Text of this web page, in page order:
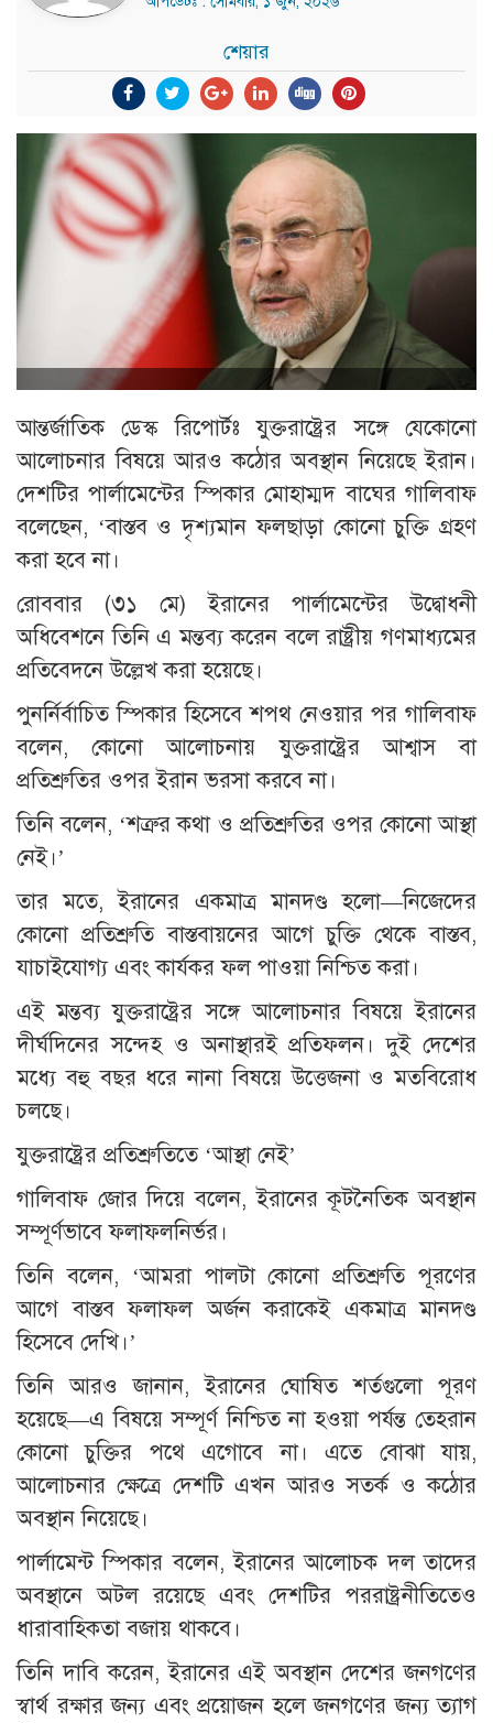
শেয়ার
আন্তর্জাতিক ডেস্ক রিপোর্টঃ যুক্তরাষ্ট্রের সঙ্গে যেকোনো
আলোচনার বিষয়ে আরও কঠোর অবস্থান নিয়েছে ইরান।
দেশটির পার্লামেন্টের স্পিকার মোহাম্মদ বাঘের গালিবাফ
বলেছেন, ‘বাস্তব ও দৃশ্যমান ফলছাড়া কোনো চুক্তি গ্রহণ
করা হবে না।
রোববার (৩১ মে) ইরানের পার্লামেন্টের উদ্বোধনী
অধিবেশনে তিনি এ মন্তব্য করেন বলে রাষ্ট্রীয় গণমাধ্যমের
প্রতিবেদনে উল্লেখ করা হয়েছে।
পুনর্নির্বাচিত স্পিকার হিসেবে শপথ নেওয়ার পর গালিবাফ
বলেন, কোনো আলোচনায় যুক্তরাষ্ট্রের আশ্বাস বা
প্রতিশ্রুতির ওপর ইরান ভরসা করবে না।
তিনি বলেন, ‘শত্রুর কথা ও প্রতিশ্রুতির ওপর কোনো আস্থা
নেই।’
তার মতে, ইরানের একমাত্র মানদণ্ড হলো—নিজেদের
কোনো প্রতিশ্রুতি বাস্তবায়নের আগে চুক্তি থেকে বাস্তব,
যাচাইযোগ্য এবং কার্যকর ফল পাওয়া নিশ্চিত করা।
এই মন্তব্য যুক্তরাষ্ট্রের সঙ্গে আলোচনার বিষয়ে ইরানের
দীর্ঘদিনের সন্দেহ ও অনাস্থারই প্রতিফলন। দুই দেশের
মধ্যে বহু বছর ধরে নানা বিষয়ে উত্তেজনা ও মতবিরোধ
চলছে।
যুক্তরাষ্ট্রের প্রতিশ্রুতিতে ‘আস্থা নেই’
গালিবাফ জোর দিয়ে বলেন, ইরানের কূটনৈতিক অবস্থান
সম্পূর্ণভাবে ফলাফলনির্ভর।
তিনি বলেন, ‘আমরা পালটা কোনো প্রতিশ্রুতি পূরণের
আগে বাস্তব ফলাফল অর্জন করাকেই একমাত্র মানদণ্ড
হিসেবে দেখি।’
তিনি আরও জানান, ইরানের ঘোষিত শর্তগুলো পূরণ
হয়েছে—এ বিষয়ে সম্পূর্ণ নিশ্চিত না হওয়া পর্যন্ত তেহরান
কোনো চুক্তির পথে এগোবে না। এতে বোঝা যায়,
আলোচনার ক্ষেত্রে দেশটি এখন আরও সতর্ক ও কঠোর
অবস্থান নিয়েছে।
পার্লামেন্ট স্পিকার বলেন, ইরানের আলোচক দল তাদের
অবস্থানে অটল রয়েছে এবং দেশটির পররাষ্ট্রনীতিতেও
ধারাবাহিকতা বজায় থাকবে।
তিনি দাবি করেন, ইরানের এই অবস্থান দেশের জনগণের
স্বার্থ রক্ষার জন্য এবং প্রয়োজন হলে জনগণের জন্য ত্যাগ